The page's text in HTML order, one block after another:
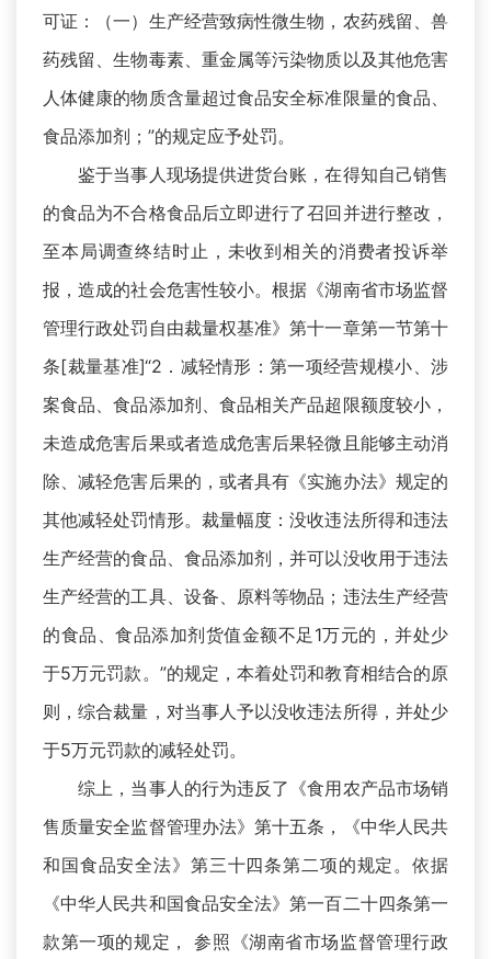
可证：（一）生产经营致病性微生物，农药残留、兽
药残留、生物毒素、重金属等污染物质以及其他危害
人体健康的物质含量超过食品安全标准限量的食品、
食品添加剂；”的规定应予处罚。
鉴于当事人现场提供进货台账，在得知自己销售
的食品为不合格食品后立即进行了召回并进行整改，
至本局调查终结时止，未收到相关的消费者投诉举
报，造成的社会危害性较小。根据《湖南省市场监督
管理行政处罚自由裁量权基准》第十一章第一节第十
条[裁量基准]“2．减轻情形：第一项经营规模小、涉
案食品、食品添加剂、食品相关产品超限额度较小，
未造成危害后果或者造成危害后果轻微且能够主动消
除、减轻危害后果的，或者具有《实施办法》规定的
其他减轻处罚情形。裁量幅度：没收违法所得和违法
生产经营的食品、食品添加剂，并可以没收用于违法
生产经营的工具、设备、原料等物品；违法生产经营
的食品、食品添加剂货值金额不足1万元的，并处少
于5万元罚款。”的规定，本着处罚和教育相结合的原
则，综合裁量，对当事人予以没收违法所得，并处少
于5万元罚款的减轻处罚。
综上，当事人的行为违反了《食用农产品市场销
售质量安全监督管理办法》第十五条，《中华人民共
和国食品安全法》第三十四条第二项的规定。依据
《中华人民共和国食品安全法》第一百二十四条第一
款第一项的规定， 参照《湖南省市场监督管理行政